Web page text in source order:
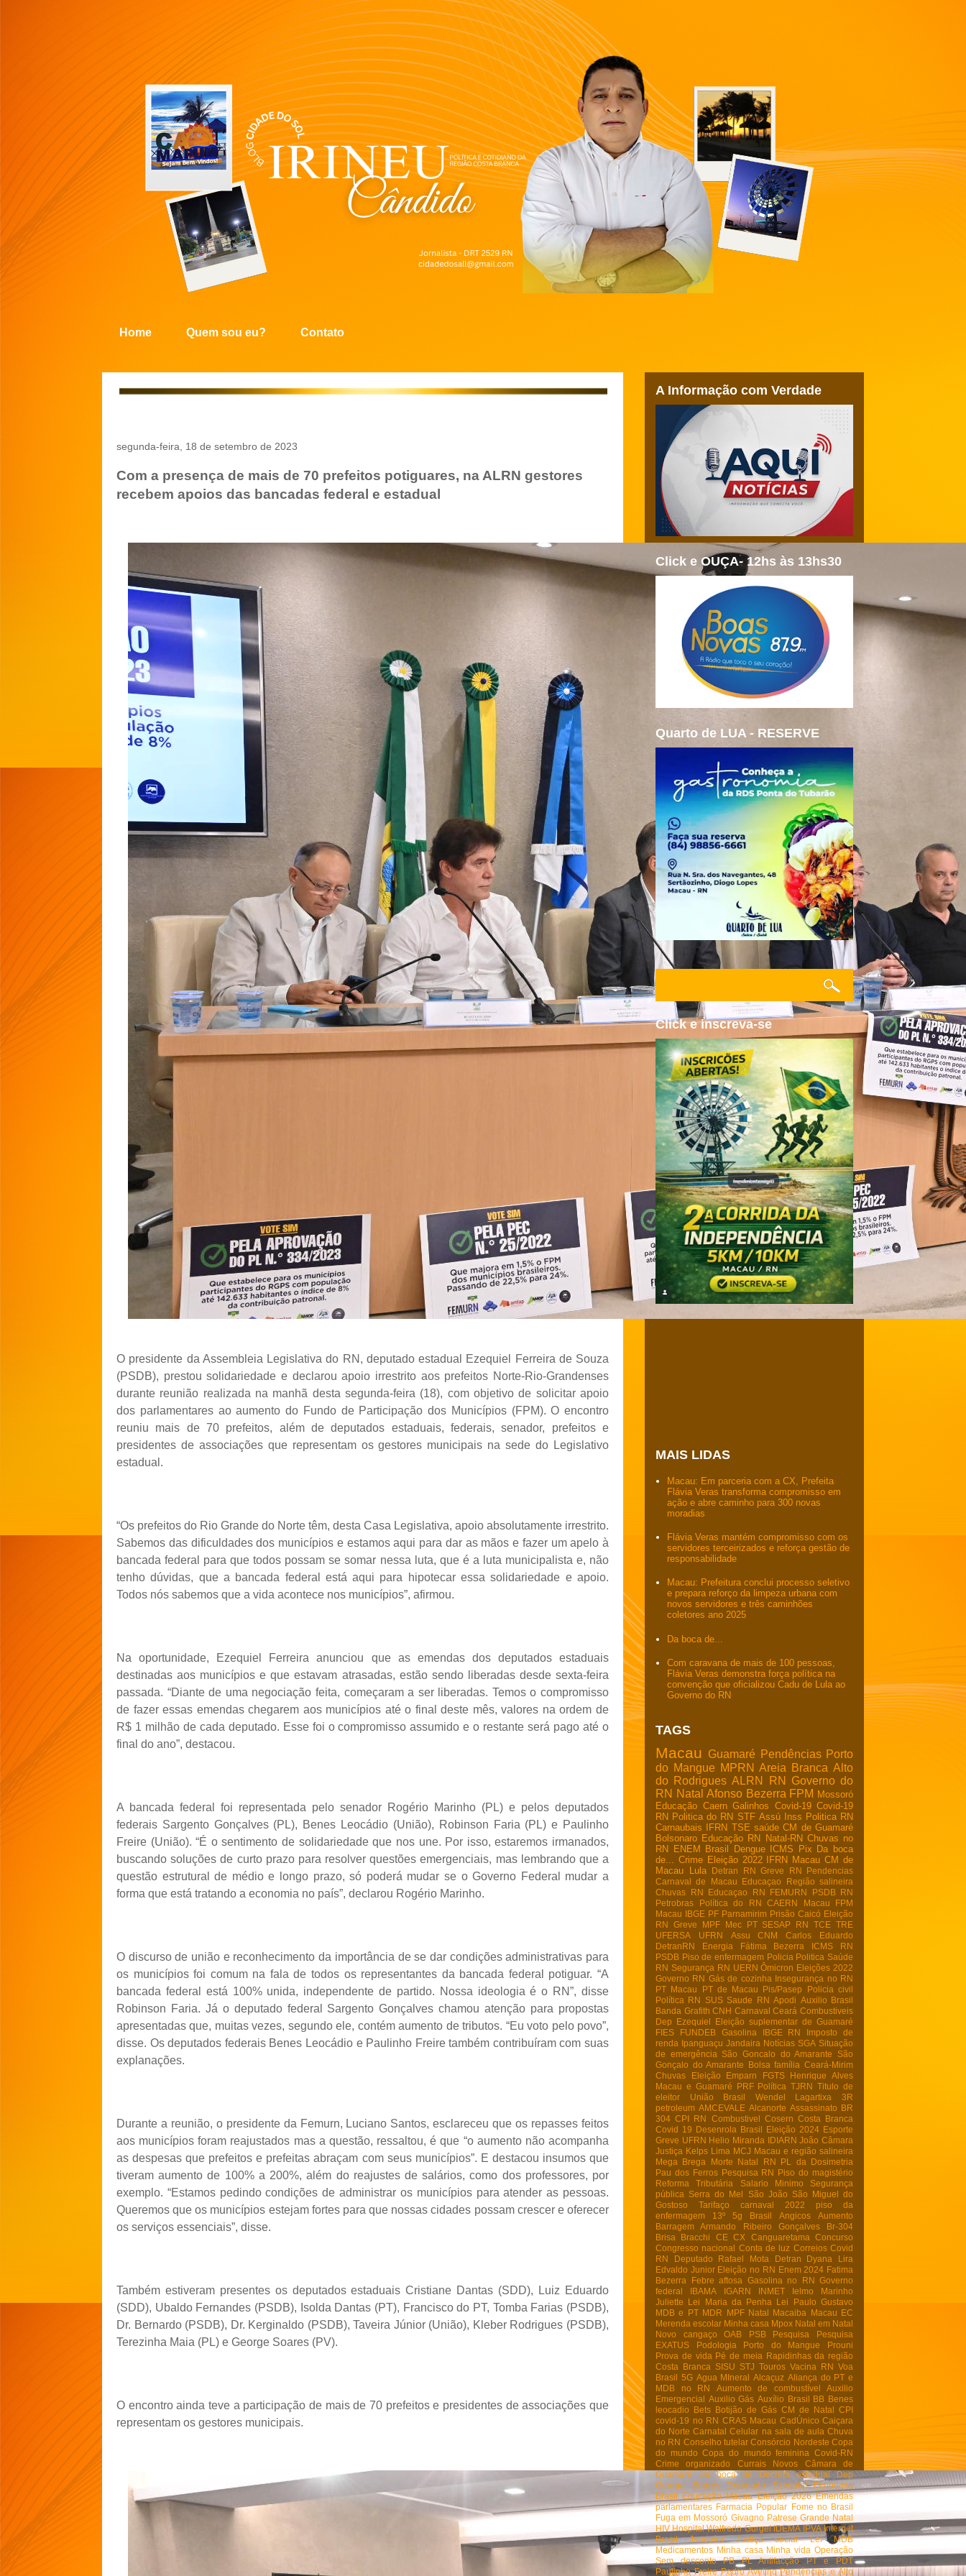
Home Quem sou eu? Contato
segunda-feira, 18 de setembro de 2023
Com a presença de mais de 70 prefeitos potiguares, na ALRN gestores
recebem apoios das bancadas federal e estadual
O presidente da Assembleia Legislativa do RN, deputado estadual Ezequiel Ferreira de Souza
(PSDB), prestou solidariedade e declarou apoio irrestrito aos prefeitos Norte-Rio-Grandenses
durante reunião realizada na manhã desta segunda-feira (18), com objetivo de solicitar apoio
dos parlamentares ao aumento do Fundo de Participação dos Municípios (FPM). O encontro
reuniu mais de 70 prefeitos, além de deputados estaduais, federais, senador, prefeitos e
presidentes de associações que representam os gestores municipais na sede do Legislativo
estadual.
“Os prefeitos do Rio Grande do Norte têm, desta Casa Legislativa, apoio absolutamente irrestrito.
Sabemos das dificuldades dos municípios e estamos aqui para dar as mãos e fazer um apelo à
bancada federal para que todos possam se somar nessa luta, que é a luta municipalista e, não
tenho dúvidas, que a bancada federal está aqui para hipotecar essa solidariedade e apoio.
Todos nós sabemos que a vida acontece nos municípios”, afirmou.
Na oportunidade, Ezequiel Ferreira anunciou que as emendas dos deputados estaduais
destinadas aos municípios e que estavam atrasadas, estão sendo liberadas desde sexta-feira
passada. “Diante de uma negociação feita, começaram a ser liberadas. Temos o compromisso
de fazer essas emendas chegarem aos municípios até o final deste mês, valores na ordem de
R$ 1 milhão de cada deputado. Esse foi o compromisso assumido e o restante será pago até o
final do ano”, destacou.
A bancada federal foi representada pelo senador Rogério Marinho (PL) e pelos deputados
federais Sargento Gonçalves (PL), Benes Leocádio (União), Robinson Faria (PL) e Paulinho
Freire (União). “É o sentimento de solidariedade que nos une. Por isso, estaremos irmanados,
buscando soluções de curto prazo para resolver questões emergenciais, mas lembrando que a
questão estrutural de médio e longo prazo, só poderá mudar se o Governo Federal mudar a
forma que está tratando a economia no país”, declarou Rogério Marinho.
O discurso de união e reconhecimento da importância de se dar condições administrativas para
os municípios foi comum na fala de todos os representantes da bancada federal potiguar. “A
bancada federal está 100% unida, independente de partido. Nossa ideologia é o RN”, disse
Robinson Faria. Já o deputado federal Sargento Gonçalves chamou atenção para propostas
apresentadas que, muitas vezes, segundo ele, contém aumento de tributos. “Eu voto pelo povo”,
disse. Os deputados federais Benes Leocádio e Paulinho Freire também contribuíram com suas
explanações.
Durante a reunião, o presidente da Femurn, Luciano Santos, esclareceu que os repasses feitos
aos municípios foram reajustados mas a questão, ressaltou, é que “o aumento não acompanha
as despesas que prefeitos e prefeitas abraçam com seus municípios”. E destacou insumos que
tiveram aumento de 100% a 200%, além do reajustes de salários, como dos professores, por
exemplo. “Estamos pedindo condições de administrar os municípios para atender as pessoas.
Queremos que os municípios estejam fortes para que nossas cidades possam crescer e oferecer
os serviços essenciais”, disse.
Também estiveram presentes os deputados estaduais Cristiane Dantas (SDD), Luiz Eduardo
(SDD), Ubaldo Fernandes (PSDB), Isolda Dantas (PT), Francisco do PT, Tomba Farias (PSDB),
Dr. Bernardo (PSDB), Dr. Kerginaldo (PSDB), Taveira Júnior (União), Kleber Rodrigues (PSDB),
Terezinha Maia (PL) e George Soares (PV).
O encontro ainda teve a participação de mais de 70 prefeitos e presidentes de associações que
representam os gestores municipais.
A Informação com Verdade
Click e OUÇA- 12hs às 13hs30
Quarto de LUA - RESERVE
Click e inscreva-se
MAIS LIDAS
Macau: Em parceria com a CX, Prefeita
Flávia Veras transforma compromisso em
ação e abre caminho para 300 novas
moradias
Flávia Veras mantém compromisso com os
servidores terceirizados e reforça gestão de
responsabilidade
Macau: Prefeitura conclui processo seletivo
e prepara reforço da limpeza urbana com
novos servidores e três caminhões
coletores ano 2025
Da boca de...
Com caravana de mais de 100 pessoas,
Flávia Veras demonstra força política na
convenção que oficializou Cadu de Lula ao
Governo do RN
TAGS
Macau Guamaré Pendências Porto
do Mangue MPRN Areia Branca Alto
do Rodrigues ALRN RN
Governo do
RN Natal Afonso Bezerra FPM Mossoró
Educação Caern Galinhos Covid-19 Covid-19
RN Politica do RN STF Assú Inss Politica RN
Carnaubais
IFRN TSE saúde CM de Guamaré
Bolsonaro Educação RN Natal-RN Chuvas no
RN
ENEM Brasil Dengue ICMS Pix Da boca
de...
Crime Eleição 2022 IFRN Macau CM de
Macau
Lula Detran RN Greve RN
Pendencias
Carnaval de Macau
Educaçao
Região salineira
Chuvas RN
Educaçao RN FEMURN
PSDB RN
Petrobras
Política do RN CAERN Macau
FPM
Macau IBGE PF Parnamirim Prisão Caicó Eleição
RN
Greve MPF Mec PT SESAP RN TCE TRE
UFERSA
UFRN Assu CNM
Carlos Eduardo
DetranRN
Energia Fátima Bezerra
ICMS RN
PSDB Piso de enfermagem Policia Politica Saúde
RN Segurança RN UERN Ômicron Eleições 2022
Governo RN Gás de cozinha Insegurança no RN
PT Macau
PT de Macau Pis/Pasep
Policia civil
Política RN
SUS Saude RN Apodi Auxilio Brasil
Banda Grafith CNH Carnaval Ceará Combustiveis
Dep Ezequiel
Eleição suplementar de Guamaré
FIES
FUNDEB Gasolina IBGE RN
Imposto de
renda Ipanguaçu Jandaira Notícias SGA Situação
de emergência
São Goncalo do Amarante
São
Gonçalo do Amarante
Bolsa família Ceará-Mirim
Chuvas
Eleição Emparn FGTS
Henrique Alves
Macau e Guamaré
PRF Política TJRN Titulo de
eleitor
União Brasil Wendel Lagartixa
3R
petroleum AMCEVALE Alcanorte Assassinato BR
304 CPI RN Combustivel Cosern Costa Branca
Covid 19 Desenrola Brasil Eleição 2024 Esporte
Greve UFRN Helio Miranda IDIARN João Câmara
Justiça Kelps Lima MCJ Macau e região salineira
Mega Brega
Morte Natal RN
PL da Dosimetria
Pau dos Ferros Pesquisa RN Piso do magistério
Reforma Tributária
Salario Minimo
Segurança
pública
Serra do Mel São João
São Miguel do
Gostoso
Tarifaço carnaval 2022
piso da
enfermagem
13º 5g Brasil Angicos
Aumento
Barragem Armando Ribeiro Gonçalves
Br-304
Brisa Bracchi
CE CX Canguaretama
Concurso
Congresso nacional Conta de luz Correios Covid
RN
Deputado Rafael Mota Detran
Dyana Lira
Edvaldo Junior Eleição no RN Enem 2024 Fatima
Bezerra
Febre aftosa Gasolina no RN Governo
federal
IBAMA IGARN INMET
Ielmo Marinho
Juliette
Lei Maria da Penha
Lei Paulo Gustavo
MDB e PT MDR MPF Natal Macaiba
Macau EC
Merenda escolar Minha casa Mpox Natal em Natal
Novo cangaço
OAB PSB Pesquisa
Pesquisa
EXATUS
Podologia Porto do Mangue
Prouni
Prova de vida Pé de meia Rapidinhas da região
Costa Branca
SISU STJ Touros Vacina RN Voa
Brasil 5G Agua MIneral Alcaçuz Aliança do PT e
MDB no RN
Aumento de combustível
Auxilio
Emergencial Auxilio Gás Auxílio Brasil BB Benes
leocadio
Bets Botijão de Gás CM de Natal CPI
covid-19 no RN CRAS Macau CadÚnico Caiçara
do Norte Carnatal Celular na sala de aula Chuva
no RN Conselho tutelar Consórcio Nordeste Copa
do mundo Copa do mundo feminina
Covid-RN
Crime organizado
Currais Novos
Câmara de
Guamaré
Da boca de Decreto estadual
Dep
George Soares
Deputado Ezequiel
Economia
Brasil
Educação Macau Eleição 2026 Emendas
parlamentares Farmacia Popular Fome no Brasil
Fuga em Mossoró Givagno Patrese Grande Natal
HIV Hospital Walfredo Gurgel IDEMA IPVA Internet
Brasil
Jandaíra Justiça social Lei
MDB
Medicamentos Minha casa Minha vida Operação
Sem desconto
PB PL Antifacção
PT e PDT
Paulinho Freire Pedro Avelino Pendências e Alto